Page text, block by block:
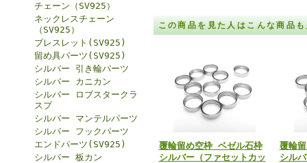
チェーン（SV925）
ネックレスチェーン
（SV925）
ブレスレット(SV925)
留め具パーツ(SV925)
シルバー 引き輪パーツ
シルバー カニカン
シルバー ロブスタークラ
スプ
シルバー マンテルパーツ
シルバー フックパーツ
エンドパーツ(SV925)
シルバー 板カン
この商品を見た人はこんな商品
覆輪留め空枠 ベゼル石枠
シルバー（ファセットカッ
覆輪
シル